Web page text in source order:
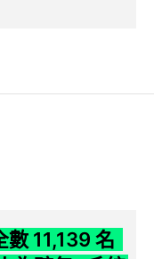
11,139 名